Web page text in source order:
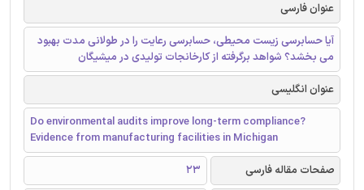
عنوان فارسی
آیا حسابرسی زیست محیطی، حسابرسی رعایت را در طولانی مدت بهبود
می بخشد؟ شواهد برگرفته از کارخانجات تولیدی در میشیگان
عنوان انگلیسی
Do environmental audits improve long-term compliance?
Evidence from manufacturing facilities in Michigan
صفحات مقاله فارسی
23